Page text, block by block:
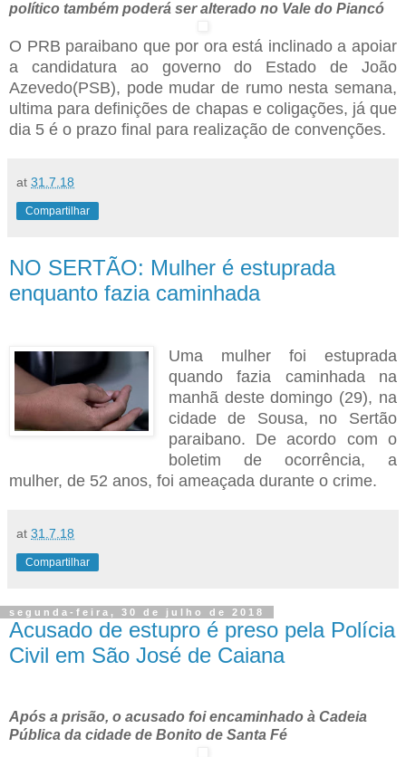
político também poderá ser alterado no Vale do Piancó
O PRB paraibano que por ora está inclinado a apoiar
a candidatura ao governo do Estado de João
Azevedo(PSB), pode mudar de rumo nesta semana,
ultima para definições de chapas e coligações, já que
dia 5 é o prazo final para realização de convenções.
at 31.7.18
Compartilhar
NO SERTÃO: Mulher é estuprada
enquanto fazia caminhada
Uma mulher foi estuprada
quando fazia caminhada na
manhã deste domingo (29), na
cidade de Sousa, no Sertão
paraibano. De acordo com o
boletim de ocorrência, a
mulher, de 52 anos, foi ameaçada durante o crime.
at 31.7.18
Compartilhar
segunda-feira, 30 de julho de 2018
Acusado de estupro é preso pela Polícia
Civil em São José de Caiana
Após a prisão, o acusado foi encaminhado à Cadeia
Pública da cidade de Bonito de Santa Fé